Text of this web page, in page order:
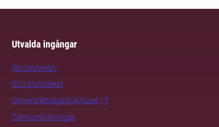
Utvalda ingångar
Studentwebb
SLU-biblioteket
Universitetsdjursjukhuset
Centrumbildningar